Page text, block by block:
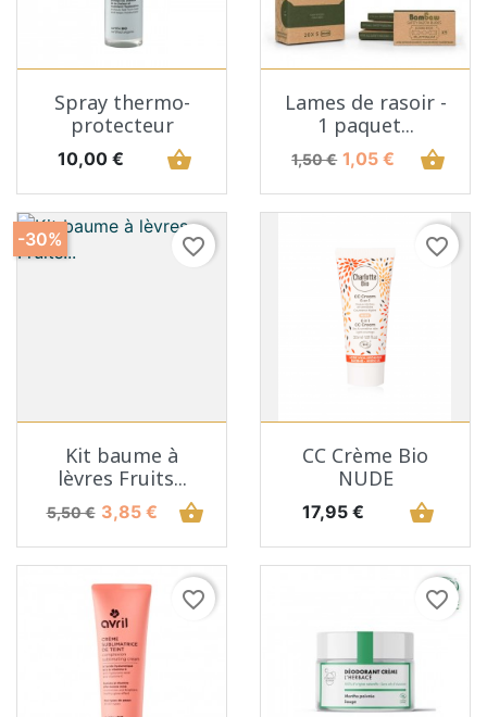
Spray thermo-
protecteur
Prix
10,00 € shopping_basket
Lames de rasoir -
1 paquet...
Prix de base
1,50 € Prix
1,05 € shopping_basket
favorite_border
Kit baume à
lèvres Fruits...
Prix de base
5,50 € Prix
3,85 € shopping_basket
-30% favorite_border
CC Crème Bio
NUDE
Prix
17,95 € shopping_basket
favorite_border favorite_border